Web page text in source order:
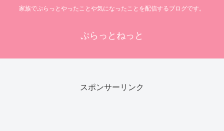
家族でぷらっとやったことや気になったことを配信するブログです。
ぷらっとねっと
スポンサーリンク